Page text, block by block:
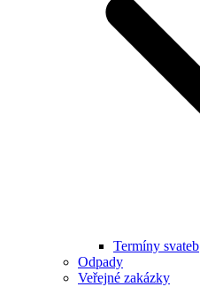
Termíny svateb
Odpady
Veřejné zakázky